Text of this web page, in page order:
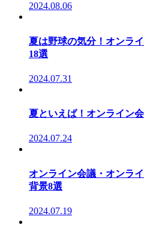
2024.08.06
夏は野球の気分！オンラ
18選
2024.07.31
夏といえば！オンライン
2024.07.24
オンライン会議・オンラ
背景8選
2024.07.19